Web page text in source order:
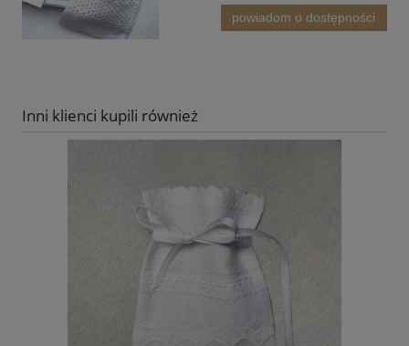
powiadom o dostępności
Inni klienci kupili również